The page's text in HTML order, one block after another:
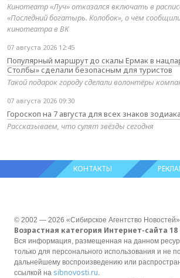
Кинотеатр «Луч» отказался включать в
«Последний богатырь. Колобок», о чем
кинотеатра в ВК
07 августа 2026 12:45
Популярный маршрут до скалы Ермак в
Столбы» сделали безопасным для туристов
Такой подарок городу сделали волонтёры
07 августа 2026 09:30
Гороскоп на 7 августа для всех знаков зодиака
Рассказываем, что сулят звёзды сегодня
КОНТАКТЫ
© 2002 — 2026 «Сибирское Агентство Новостей»
Возрастная категория Интернет-сайта 18
Вся информация, размещенная на данном
только для персонального использования и не
дальнейшему воспроизведению или
ссылкой на sibnovosti.ru.